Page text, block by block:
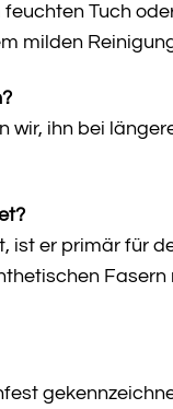
Tuch
milden
ihn bei
er primär für